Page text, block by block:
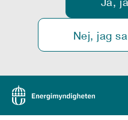
Nej, jag